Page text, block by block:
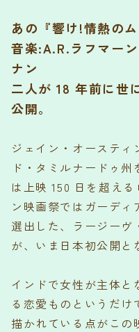
あの『響け!情熱の
音楽:A.R.ラフマー
ナン
二人が 18 年前に世
公開。
ジェイン・オースティ
ド・タミルナードゥ
は上映 150 日を超え
ン映画祭ではガーディ
選出した、ラージーヴ
が、いま日本初公開と
インドで女性が主体と
る恋愛ものというだけ
描かれている点がこの